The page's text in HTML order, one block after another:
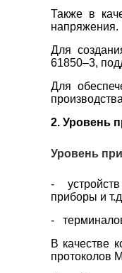
Также в
напряжения.
Для
61850–3,
Для
2. Уровень
Уровень
- устройств
приборы и
-
В качестве
протоколов